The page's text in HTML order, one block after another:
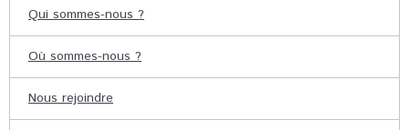
Qui sommes-nous ?
Où sommes-nous ?
Nous rejoindre